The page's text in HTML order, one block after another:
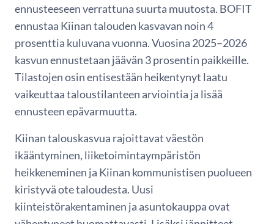
ennusteeseen verrattuna suurta muutosta. BOFIT
ennustaa Kiinan talouden kasvavan noin 4
prosenttia kuluvana vuonna. Vuosina 2025–2026
kasvun ennustetaan jäävän 3 prosentin paikkeille.
Tilastojen osin entisestään heikentynyt laatu
vaikeuttaa taloustilanteen arviointia ja lisää
ennusteen epävarmuutta.
Kiinan talouskasvua rajoittavat väestön
ikääntyminen, liiketoimintaympäristön
heikkeneminen ja Kiinan kommunistisen puolueen
kiristyvä ote taloudesta. Uusi
kiinteistörakentaminen ja asuntokauppa ovat